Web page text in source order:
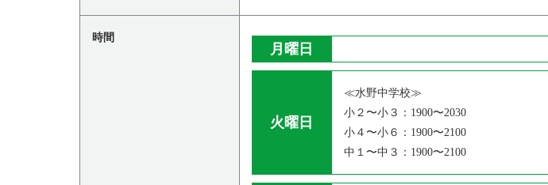
時間
月曜日
火曜日
≪水野中学校≫
小２〜小３：1900〜2030
小４〜小６：1900〜2100
中１〜中３：1900〜2100